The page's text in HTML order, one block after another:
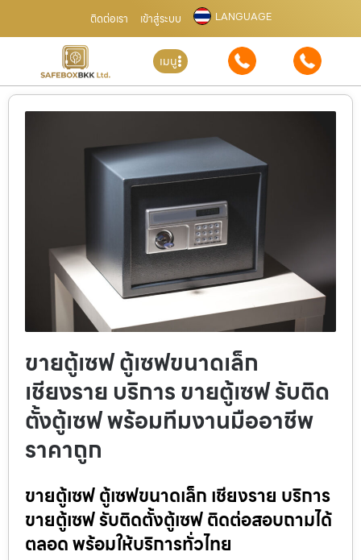
ติดต่อเรา เข้าสู่ระบบ LANGUAGE
เมนู
ขายตู้เซฟ ตู้เซฟขนาดเล็ก
เชียงราย บริการ ขายตู้เซฟ รับติด
ตั้งตู้เซฟ พร้อมทีมงานมืออาชีพ
ราคาถูก
ขายตู้เซฟ ตู้เซฟขนาดเล็ก เชียงราย บริการ
ขายตู้เซฟ รับติดตั้งตู้เซฟ ติดต่อสอบถามได้
ตลอด พร้อมให้บริการทั่วไทย